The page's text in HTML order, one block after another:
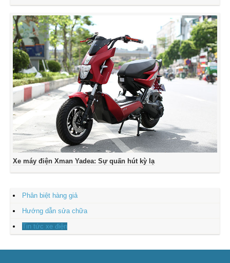
Xe máy điện Xman Yadea: Sự quấn hút kỳ lạ
Phân biệt hàng giả
Hướng dẫn sửa chữa
Tin tức xe điện